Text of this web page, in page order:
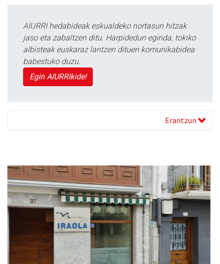
AIURRI hedabideak eskualdeko nortasun hitzak
jaso eta zabaltzen ditu. Harpidedun eginda, tokiko
albisteak euskaraz lantzen dituen komunikabidea
babestuko duzu.
Egin AIURRIkide!
Erantzun